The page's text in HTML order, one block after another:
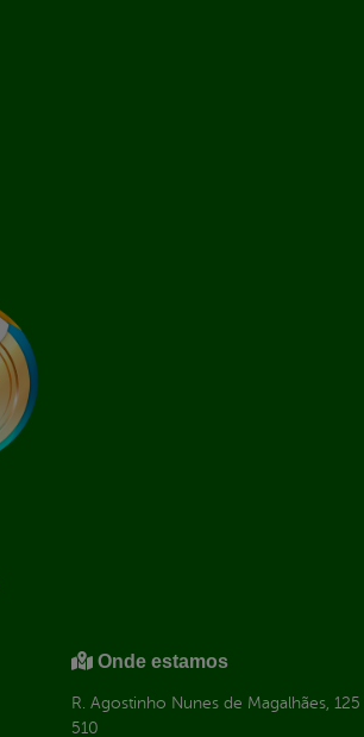
Onde estamos
R. Agostinho Nunes de Magalhães,
510